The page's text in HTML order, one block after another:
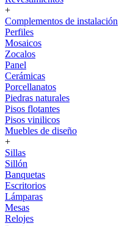
+
Complementos de instalación
Perfiles
Mosaicos
Zocalos
Panel
Cerámicas
Porcellanatos
Piedras naturales
Pisos flotantes
Pisos vinilicos
Muebles de diseño
+
Sillas
Sillón
Banquetas
Escritorios
Lámparas
Mesas
Relojes